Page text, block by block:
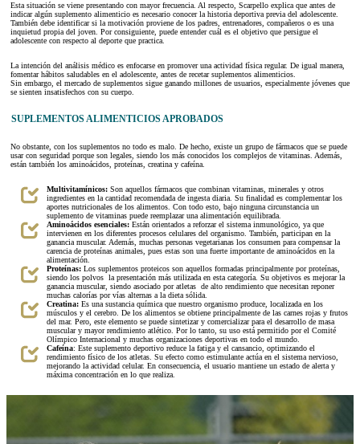
Esta situación se viene presentando con mayor frecuencia. Al respecto, Scarpello explica que antes de
indicar algún suplemento alimenticio es necesario conocer la historia deportiva previa del adolescente.
También debe identificar si la motivación proviene de los padres, entrenadores, compañeros o es una
inquietud propia del joven. Por consiguiente, puede entender cuál es el objetivo que persigue el
adolescente con respecto al deporte que practica.
La intención del análisis médico es enfocarse en promover una actividad física regular. De igual manera,
fomentar hábitos saludables en el adolescente, antes de recetar suplementos alimenticios.
Sin embargo, el mercado de suplementos sigue ganando millones de usuarios, especialmente jóvenes que
se sienten insatisfechos con su cuerpo.
SUPLEMENTOS ALIMENTICIOS APROBADOS
No obstante, con los suplementos no todo es malo. De hecho, existe un grupo de fármacos que se puede
usar con seguridad porque son legales, siendo los más conocidos los complejos de vitaminas. Además,
están también los aminoácidos, proteínas, creatina y cafeína.
Multivitamínicos: Son aquellos fármacos que combinan vitaminas, minerales y otros
ingredientes en la cantidad recomendada de ingesta diaria. Su finalidad es complementar los
aportes nutricionales de los alimentos. Con todo esto, bajo ninguna circunstancia un
suplemento de vitaminas puede reemplazar una alimentación equilibrada.
Aminoácidos esenciales: Están orientados a reforzar el sistema inmunológico, ya que
intervienen en los diferentes procesos celulares del organismo. También, participan en la
ganancia muscular. Además, muchas personas vegetarianas los consumen para compensar la
carencia de proteínas animales, pues estas son una fuerte importante de aminoácidos en la
alimentación.
Proteínas: Los suplementos proteicos son aquellos formadas principalmente por proteínas,
siendo los polvos la presentación más utilizada en esta categoría. Su objetivos es mejorar la
ganancia muscular, siendo asociado por atletas de alto rendimiento que necesitan reponer
muchas calorías por vías alternas a la dieta sólida.
Creatina: Es una sustancia química que nuestro organismo produce, localizada en los
músculos y el cerebro. De los alimentos se obtiene principalmente de las carnes rojas y frutos
del mar. Pero, este elemento se puede sintetizar y comercializar para el desarrollo de masa
muscular y mayor rendimiento atlético. Por lo tanto, su uso está permitido por el Comité
Olímpico Internacional y muchas organizaciones deportivas en todo el mundo.
Cafeína: Este suplemento deportivo reduce la fatiga y el cansancio, optimizando el
rendimiento físico de los atletas. Su efecto como estimulante actúa en el sistema nervioso,
mejorando la actividad celular. En consecuencia, el usuario mantiene un estado de alerta y
máxima concentración en lo que realiza.